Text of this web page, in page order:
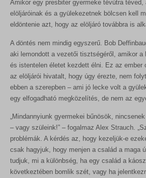
Amikor egy presbiter gyermeke tévútra téved,
elöljáróinak és a gyülekezetnek bölcsen kell
eldöntenie azt, hogy az elöljáró továbbra is
A döntés nem mindig egyszerű. Bob
aki lemondott a vezetői tisztségéről, amikor a
és istentelen életet kezdett élni. Ez az ember
az elöljárói hivatalt, hogy úgy érezte, nem
ebben a szerepben – ami jó lecke volt a
egy elfogadható megközelítés, de nem az
„Mindannyiunk gyermekei bűnösök,
– vagy szüleink!” – fogalmaz Alex Strauch.
problémák. A kérdés az, hogy kezeljük-e
csak hagyjuk, hogy menjen a család a maga
tudjuk, mi a különbség, ha egy család a
következtében bomlik szét, vagy ha